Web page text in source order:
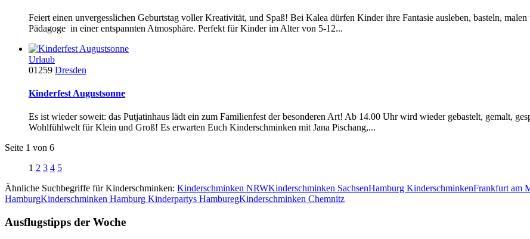
Feiert einen unvergesslichen Geburtstag voller Kreativität, und Spaß! Bei Kalea dürfen Kinder ihre Fantasie ausleben, basteln,
Pädagoge in einer entspannten Atmosphäre. Perfekt für Kinder im Alter von 5-12...
Urlaub
01259 Dresden
Kinderfest Augustsonne
Es ist wieder soweit: das Putjatinhaus lädt ein zum Familienfest der besonderen Art! Ab 14.00 Uhr wird wieder gebastelt, gemalt,
Wohlfühlwelt für Klein und Groß! Es erwarten Euch Kinderschminken mit Jana Pischang,...
Seite 1 von 6
1 2 3 4 5
Ähnliche Suchbegriffe für Kinderschminken: Kinderschminken NRWKinderschminken SachsenHamburg KinderschminkenFrankfurt am
HamburgKinderschminken Hamburg Kinderpartys HamburegKinderschminken Chemnitz
Ausflugstipps der Woche